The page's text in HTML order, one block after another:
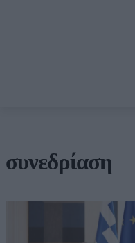
συνεδρίαση